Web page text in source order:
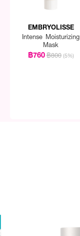
EMBRYOLISSE
Intense Moisturizing
Mask
฿760฿800 (5%)